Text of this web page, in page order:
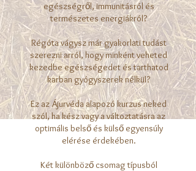
egészségről, immunitásról és
természetes energiákról?
Régóta vágysz már gyakorlati tudást
szerezni arról, hogy minként veheted
kezedbe egészségedet és tarthatod
karban gyógyszerek nélkül?
Ez az Ájurvéda alapozó kurzus neked
szól, ha kész vagy a változtatásra az
optimális belső és külső egyensúly
elérése érdekében.
Két különböző csomag típusból